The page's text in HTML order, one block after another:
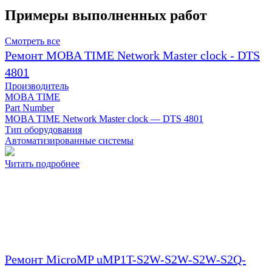
Примеры выполненных работ
Смотреть все
Ремонт MOBA TIME Network Master clock - DTS
4801
Производитель
MOBA TIME
Part Number
MOBA TIME Network Master clock — DTS 4801
Тип оборудования
Автоматизированные системы
Читать подробнее
Ремонт MicroMP uMP1T-S2W-S2W-S2W-S2Q-